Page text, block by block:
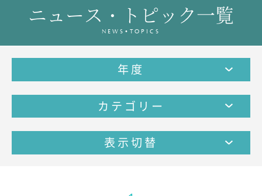
教育の特色・紹介
教育課程
教科学習
ニュース・トピック一覧
NEWS•TOPICS
年度
カテゴリー
表示切替